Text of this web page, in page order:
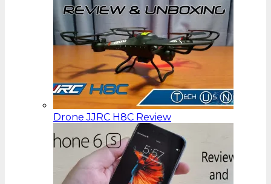
Drone JJRC H8C Review